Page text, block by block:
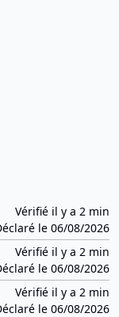
Vérifié il y a 2 min
le 06/08/2026
Vérifié il y a 2 min
le 06/08/2026
Vérifié il y a 2 min
le 06/08/2026